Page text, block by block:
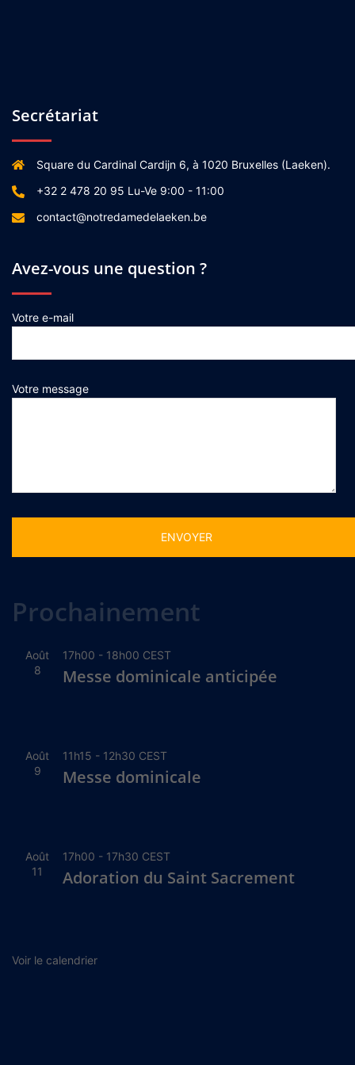
Secrétariat
Square du Cardinal Cardijn 6, à 1020 Bruxelles (Laeken).
+32 2 478 20 95 Lu-Ve 9:00 - 11:00
contact@notredamedelaeken.be
Avez-vous une question ?
Votre e-mail
Votre message
Prochainement
Août
8
17h00 - 18h00 CEST
Messe dominicale anticipée
Août
9
11h15 - 12h30 CEST
Messe dominicale
Août
11
17h00 - 17h30 CEST
Adoration du Saint Sacrement
Voir le calendrier